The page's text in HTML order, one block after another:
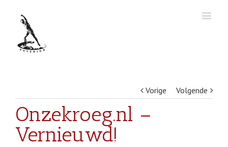
Vorige Volgende
Onzekroeg.nl –
Vernieuwd!